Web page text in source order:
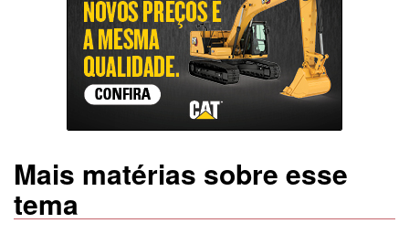
Mais matérias sobre esse
tema